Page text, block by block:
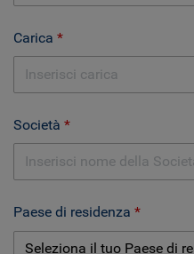
Carica
Società
Paese di residenza